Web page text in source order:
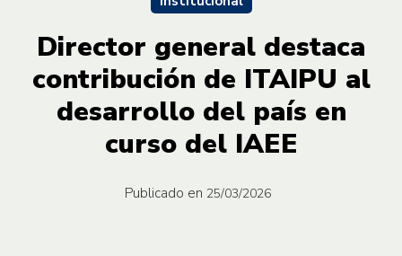
Director general destaca
contribución de ITAIPU al
desarrollo del país en
curso del IAEE
Publicado en 25/03/2026